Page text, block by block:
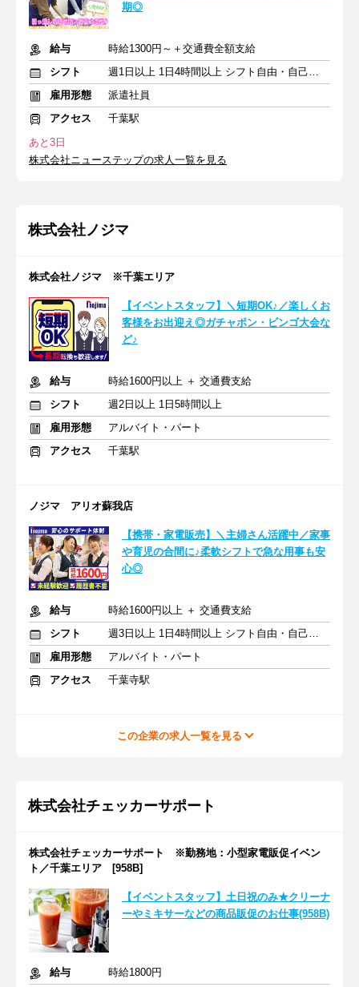
期◎
給与
時給1300円～＋交通費全額支給
シフト
週1日以上 1日4時間以上 シフト自由・自己申告
雇用形態
派遣社員
アクセス
千葉駅
あと3日
株式会社ニューステップの求人一覧を見る
株式会社ノジマ
株式会社ノジマ ※千葉エリア
【イベントスタッフ】＼短期OK♪／楽しくお
客様をお出迎え◎ガチャポン・ビンゴ大会な
ど♪
給与
時給1600円以上 ＋ 交通費支給
シフト
週2日以上 1日5時間以上
雇用形態
アルバイト・パート
アクセス
千葉駅
ノジマ アリオ蘇我店
【携帯・家電販売】＼主婦さん活躍中／家事
や育児の合間に♪柔軟シフトで急な用事も安
心◎
給与
時給1600円以上 ＋ 交通費支給
シフト
週3日以上 1日4時間以上 シフト自由・自己申告
雇用形態
アルバイト・パート
アクセス
千葉寺駅
この企業の求人一覧を見る
株式会社チェッカーサポート
株式会社チェッカーサポート ※勤務地：小型家電販促イベン
ト／千葉エリア [958B]
【イベントスタッフ】土日祝のみ★クリーナ
ーやミキサーなどの商品販促のお仕事(958B)
給与
時給1800円